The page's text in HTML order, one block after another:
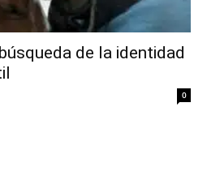
de la identidad
0